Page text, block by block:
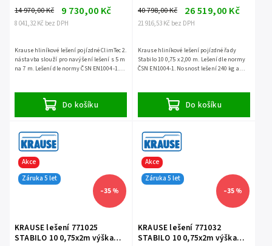
8 041,32 Kč bez DPH
14 970,00 Kč 9 730,00 Kč
Do košíku
Krause hliníkové lešení pojízdné ClimTec 2.
nástavba slouží pro navýšení lešení s 5 m
na 7 m. Lešení dle normy ČSN EN1004-1.
21 916,53 Kč bez DPH
40 798,00 Kč 26 519,00 Kč
Do košíku
Krause hliníkové lešení pojízdné řady
Stabilo 10 0,75 x 2,00 m. Lešení dle normy
ČSN EN1004-1. Nosnost lešení 240 kg a
Akce
Záruka 5 let
–35 %
KRAUSE lešení 771025
STABILO 10 0,75x2m výška
Akce
Záruka 5 let
–35 %
KRAUSE lešení 771032
STABILO 10 0,75x2m výška